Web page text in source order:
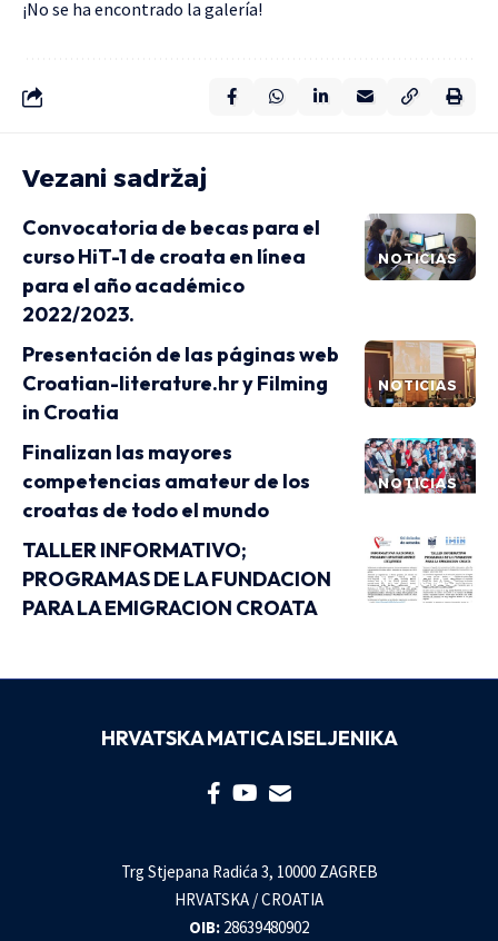
¡No se ha encontrado la galería!
Vezani sadržaj
NOTICIAS
Convocatoria de becas para el
curso HiT-1 de croata en línea
para el año académico
2022/2023.
NOTICIAS
Presentación de las páginas web
Croatian-literature.hr y Filming
in Croatia
NOTICIAS
Finalizan las mayores
competencias amateur de los
croatas de todo el mundo
NOTICIAS
TALLER INFORMATIVO;
PROGRAMAS DE LA FUNDACION
PARA LA EMIGRACION CROATA
HRVATSKA MATICA ISELJENIKA
Trg Stjepana Radića 3, 10000 ZAGREB
HRVATSKA / CROATIA
OIB: 28639480902